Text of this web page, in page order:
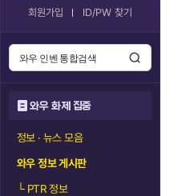
회원가입 ID/PW 찾기
와우 화제 집중
정보 · 뉴스 모음
와우 정보 게시판
└PTR 정보